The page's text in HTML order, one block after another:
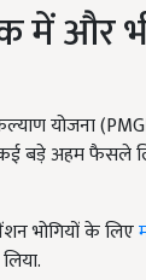
में और
कल्याण योजना
बड़े अहम फैसले
भोगियों के लिए